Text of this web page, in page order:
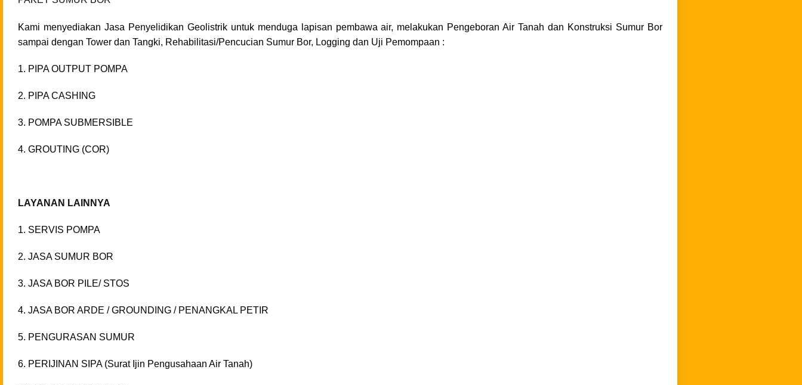
Kami menyediakan Jasa Penyelidikan Geolistrik untuk menduga lapisan pembawa air, melakukan Pengeboran Air Tanah dan Konstruksi Sumur Bor
sampai dengan Tower dan Tangki, Rehabilitasi/Pencucian Sumur Bor, Logging dan Uji Pemompaan :
1. PIPA OUTPUT POMPA
2. PIPA CASHING
3. POMPA SUBMERSIBLE
4. GROUTING (COR)
LAYANAN LAINNYA
1. SERVIS POMPA
2. JASA SUMUR BOR
3. JASA BOR PILE/ STOS
4. JASA BOR ARDE / GROUNDING / PENANGKAL PETIR
5. PENGURASAN SUMUR
6. PERIJINAN SIPA (Surat Ijin Pengusahaan Air Tanah)